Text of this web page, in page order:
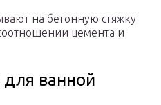
на бетонную стяжку
цемента и
ванной